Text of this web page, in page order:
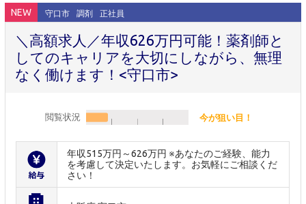
NEW 守口市 調剤 正社員
＼高額求人／年収626万円可能！薬剤師と
してのキャリアを大切にしながら、無理
なく働けます！<守口市>
閲覧状況 今が狙い目！
年収515万円～626万円 ※あなたのご経験、能力
を考慮して決定いたします。お気軽にご相談くだ
さい！